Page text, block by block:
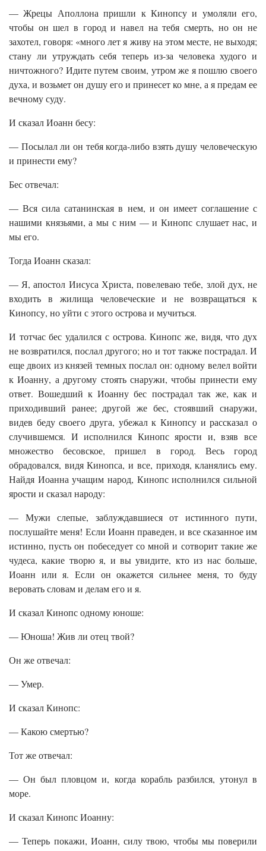
— Жрецы Аполлона пришли к Кинопсу и умоляли его,
чтобы он шел в город и навел на тебя смерть, но он не
захотел, говоря: «много лет я живу на этом месте, не выходя;
стану ли утруждать себя теперь из-за человека худого и
ничтожного? Идите путем своим, утром же я пошлю своего
духа, и возьмет он душу его и принесет ко мне, а я предам ее
вечному суду.
И сказал Иоанн бесу:
— Посылал ли он тебя когда-либо взять душу человеческую
и принести ему?
Бес отвечал:
— Вся сила сатанинская в нем, и он имеет соглашение с
нашими князьями, а мы с ним — и Кинопс слушает нас, и
мы его.
Тогда Иоанн сказал:
— Я, апостол Иисуса Христа, повелеваю тебе, злой дух, не
входить в жилища человеческие и не возвращаться к
Кинопсу, но уйти с этого острова и мучиться.
И тотчас бес удалился с острова. Кинопс же, видя, что дух
не возвратился, послал другого; но и тот также пострадал. И
еще двоих из князей темных послал он: одному велел войти
к Иоанну, а другому стоять снаружи, чтобы принести ему
ответ. Вошедший к Иоанну бес пострадал так же, как и
приходивший ранее; другой же бес, стоявший снаружи,
видев беду своего друга, убежал к Кинопсу и рассказал о
случившемся. И исполнился Кинопс ярости и, взяв все
множество бесовское, пришел в город. Весь город
обрадовался, видя Кинопса, и все, приходя, кланялись ему.
Найдя Иоанна учащим народ, Кинопс исполнился сильной
ярости и сказал народу:
— Мужи слепые, заблуждавшиеся от истинного пути,
послушайте меня! Если Иоанн праведен, и все сказанное им
истинно, пусть он побеседует со мной и сотворит такие же
чудеса, какие творю я, и вы увидите, кто из нас больше,
Иоанн или я. Если он окажется сильнее меня, то буду
веровать словам и делам его и я.
И сказал Кинопс одному юноше:
— Юноша! Жив ли отец твой?
Он же отвечал:
— Умер.
И сказал Кинопс:
— Какою смертью?
Тот же отвечал:
— Он был пловцом и, когда корабль разбился, утонул в
море.
И сказал Кинопс Иоанну:
— Теперь покажи, Иоанн, силу твою, чтобы мы поверили